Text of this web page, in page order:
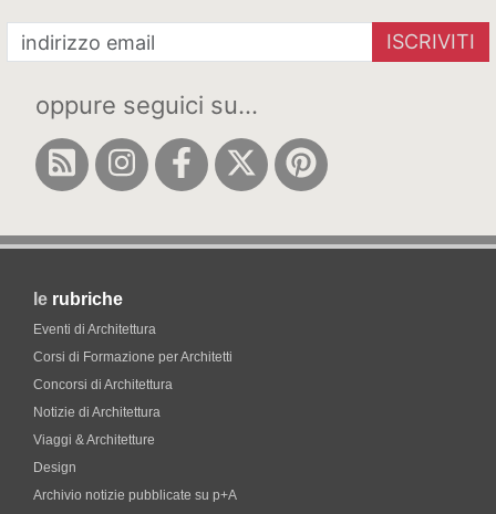
ISCRIVITI
oppure seguici su...
le rubriche
Eventi di Architettura
Corsi di Formazione per Architetti
Concorsi di Architettura
Notizie di Architettura
Viaggi & Architetture
Design
Archivio notizie pubblicate su p+A